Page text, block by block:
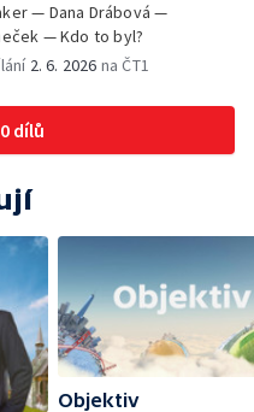
— Dana Drábová —
— Kdo to byl?
2. 6. 2026 na ČT1
dílů
Objektiv